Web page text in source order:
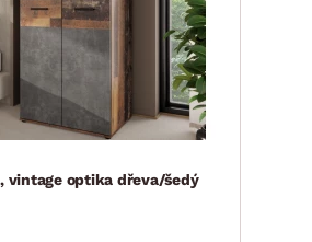
vintage optika dřeva/šedý